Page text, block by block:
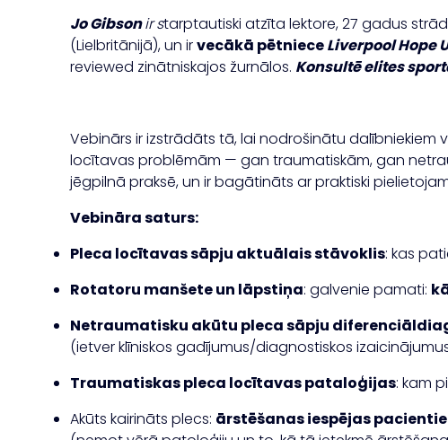
Jo Gibsonirstarptautiski atzīta lektore, 27 gadus
(Lielbritānijā), un irvecākā pētnieceLiverpool Hope
reviewed zinātniskajos žurnālos. Konsultē elites
Vebinārs ir izstrādāts tā, lai nodrošinātu
locītavas problēmām — gan traumatiskām, gan
jēgpilnā praksē, un ir bagātināts ar praktiski
Vebināra saturs:
Pleca locītavas sāpju aktuālais stāvoklis: kas
Rotatoru manšete un lāpstiņa: galvenie pamati:
Netraumatisku akūtu pleca sāpju
(ietver klīniskos gadījumus/diagnostiskos
Traumatiskas pleca locītavas pataloģijas: kam
Akūts kairināts plecs: ārstēšanas iespējas